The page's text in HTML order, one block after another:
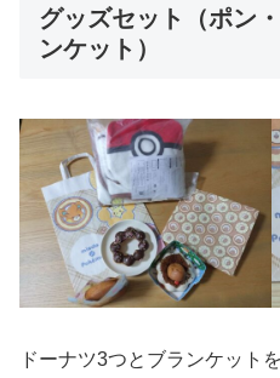
グッズセット（ポン
ンケット）
ドーナツ3つとブランケット